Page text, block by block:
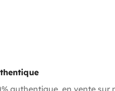
authentique, en vente sur